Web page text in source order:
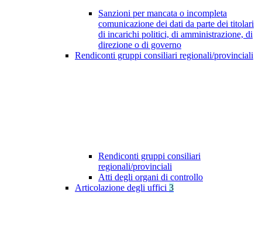
Sanzioni per mancata o incompleta
comunicazione dei dati da parte dei titolari
di incarichi politici, di amministrazione, di
direzione o di governo
Rendiconti gruppi consiliari regionali/provinciali
Rendiconti gruppi consiliari
regionali/provinciali
Atti degli organi di controllo
Articolazione degli uffici 3